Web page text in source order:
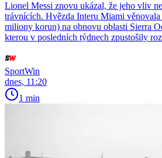
Lionel Messi znovu ukázal, že jeho vliv
trávnících. Hvězda Interu Miami
miliony korun) na obnovu oblasti Sierra
kterou v posledních týdnech zpustošily
SportWin
dnes, 11:20
1 min